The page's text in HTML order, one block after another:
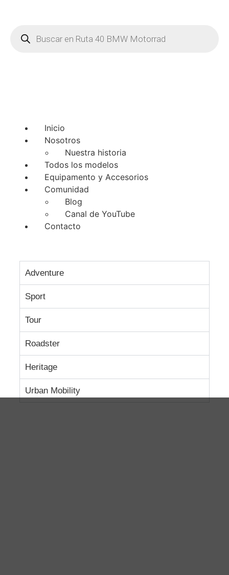
Inicio
Nosotros
Nuestra historia
Todos los modelos
Equipamento y Accesorios
Comunidad
Blog
Canal de YouTube
Contacto
Adventure
Sport
Tour
Roadster
Heritage
Urban Mobility